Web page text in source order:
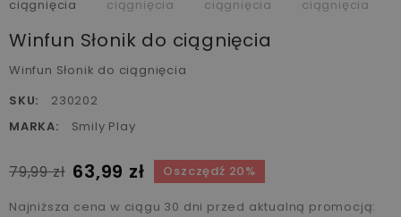
Winfun Słonik do ciągnięcia
Winfun Słonik do ciągnięcia
SKU:
230202
MARKA:
Smily Play
79,99 zł 63,99 zł Oszczędź 20%
Najniższa cena w ciągu 30 dni przed aktualną promocją: